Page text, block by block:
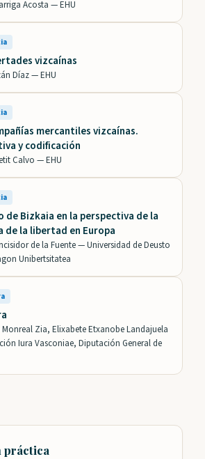
Acosta —EHU
vizcaínas
Díaz —EHU
mercantiles vizcaínas.
y codificación
Calvo —EHU
de Bizkaia en la perspectiva de la
de la libertad en Europa
de la Fuente —Universidad de Deusto
Unibertsitatea
Zia, Elixabete Etxanobe Landajuela
Iura Vasconiae, Diputación General de
práctica